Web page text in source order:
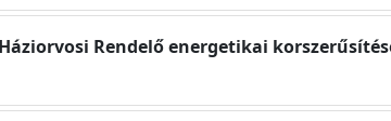
Rendelő energetikai